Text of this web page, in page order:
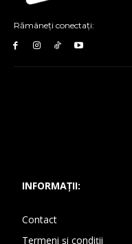
Rămâneți conectați:
INFORMAȚII:
Contact
Termeni și condiții